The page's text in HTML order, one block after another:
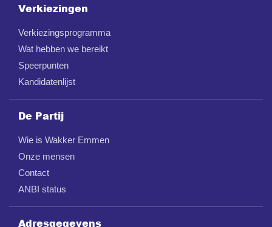
Verkiezingen
Verkiezingsprogramma
Wat hebben we bereikt
Speerpunten
Kandidatenlijst
De Partij
Wie is Wakker Emmen
Onze mensen
Contact
ANBI status
Adresgegevens